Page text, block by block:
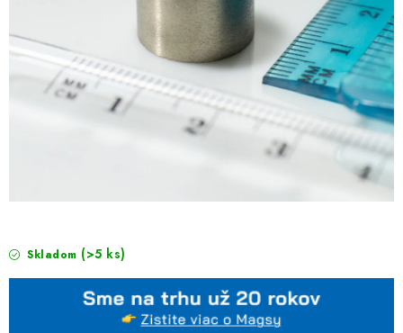
Skladom (>5 ks)